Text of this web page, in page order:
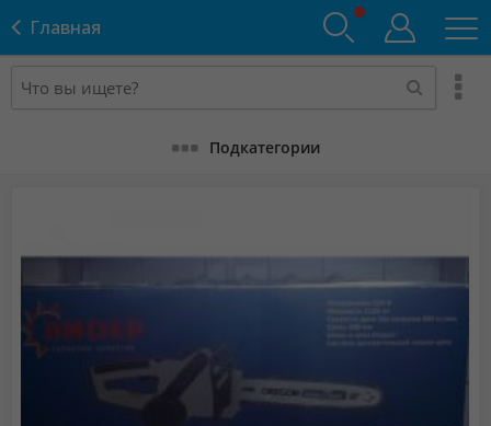
Главная
Подкатегории